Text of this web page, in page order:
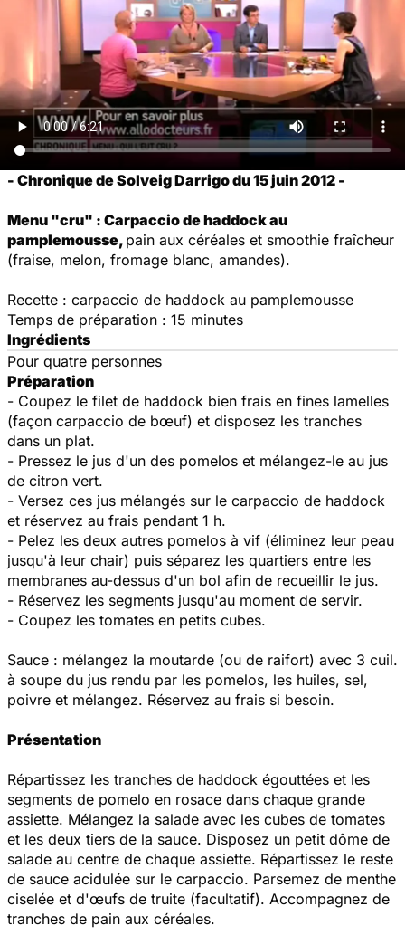
- Chronique de Solveig Darrigo du 15 juin 2012 -
Menu "cru" : Carpaccio de haddock au
pamplemousse, pain aux céréales et smoothie fraîcheur
(fraise, melon, fromage blanc, amandes).
Recette : carpaccio de haddock au pamplemousse
Temps de préparation : 15 minutes
Ingrédients
Pour quatre personnes
Préparation
- Coupez le filet de haddock bien frais en fines lamelles
(façon carpaccio de bœuf) et disposez les tranches
dans un plat.
- Pressez le jus d'un des pomelos et mélangez-le au jus
de citron vert.
- Versez ces jus mélangés sur le carpaccio de haddock
et réservez au frais pendant 1 h.
- Pelez les deux autres pomelos à vif (éliminez leur peau
jusqu'à leur chair) puis séparez les quartiers entre les
membranes au-dessus d'un bol afin de recueillir le jus.
- Réservez les segments jusqu'au moment de servir.
- Coupez les tomates en petits cubes.
Sauce : mélangez la moutarde (ou de raifort) avec 3 cuil.
à soupe du jus rendu par les pomelos, les huiles, sel,
poivre et mélangez. Réservez au frais si besoin.
Présentation
Répartissez les tranches de haddock égouttées et les
segments de pomelo en rosace dans chaque grande
assiette. Mélangez la salade avec les cubes de tomates
et les deux tiers de la sauce. Disposez un petit dôme de
salade au centre de chaque assiette. Répartissez le reste
de sauce acidulée sur le carpaccio. Parsemez de menthe
ciselée et d'œufs de truite (facultatif). Accompagnez de
tranches de pain aux céréales.